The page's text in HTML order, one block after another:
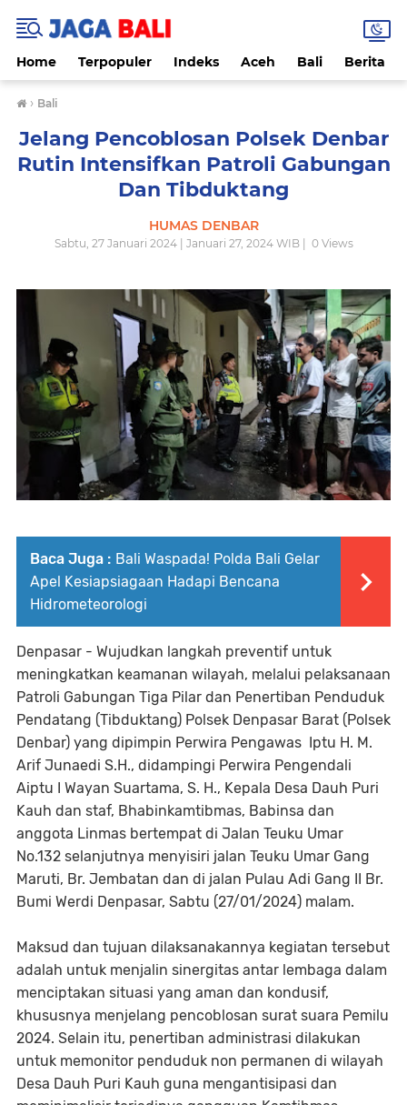
Home Terpopuler Indeks Aceh Bali Berita
› Bali
Jelang Pencoblosan Polsek Denbar
Rutin Intensifkan Patroli Gabungan
Dan Tibduktang
HUMAS DENBAR
Sabtu, 27 Januari 2024 | Januari 27, 2024 WIB | 0Views
Baca Juga : Bali Waspada! Polda Bali Gelar
Apel Kesiapsiagaan Hadapi Bencana
Hidrometeorologi
Denpasar - Wujudkan langkah preventif untuk
meningkatkan keamanan wilayah, melalui pelaksanaan
Patroli Gabungan Tiga Pilar dan Penertiban Penduduk
Pendatang (Tibduktang) Polsek Denpasar Barat (Polsek
Denbar) yang dipimpin Perwira Pengawas Iptu H. M.
Arif Junaedi S.H., didampingi Perwira Pengendali
Aiptu I Wayan Suartama, S. H., Kepala Desa Dauh Puri
Kauh dan staf, Bhabinkamtibmas, Babinsa dan
anggota Linmas bertempat di Jalan Teuku Umar
No.132 selanjutnya menyisiri jalan Teuku Umar Gang
Maruti, Br. Jembatan dan di jalan Pulau Adi Gang II Br.
Bumi Werdi Denpasar, Sabtu (27/01/2024) malam.
Maksud dan tujuan dilaksanakannya kegiatan tersebut
adalah untuk menjalin sinergitas antar lembaga dalam
menciptakan situasi yang aman dan kondusif,
khususnya menjelang pencoblosan surat suara Pemilu
2024. Selain itu, penertiban administrasi dilakukan
untuk memonitor penduduk non permanen di wilayah
Desa Dauh Puri Kauh guna mengantisipasi dan